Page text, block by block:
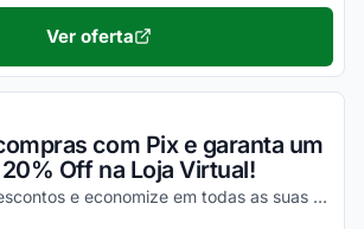
Ver oferta
com Pix e garanta um
Off na Loja Virtual!
Aproveite seus descontos e economize em todas as suas compras online ainda hoje!